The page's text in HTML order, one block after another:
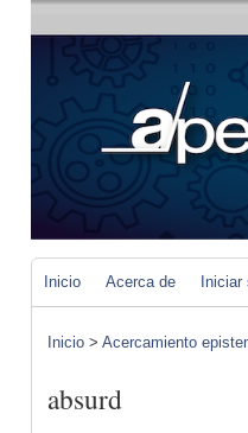
Inicio Acerca de
Inicio > Acercamiento
absurd